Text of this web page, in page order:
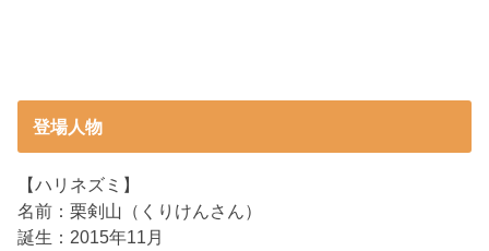
登場人物
【ハリネズミ】
名前：栗剣山（くりけんさん）
誕生：2015年11月